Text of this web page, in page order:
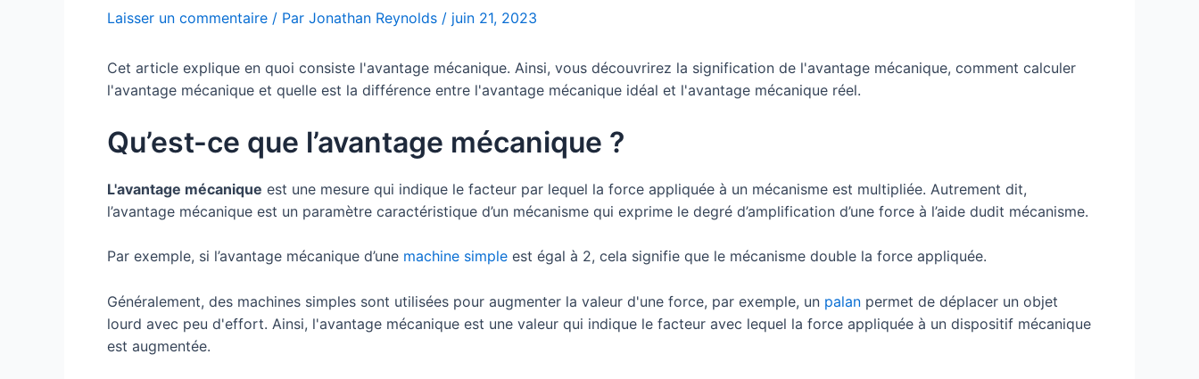
Laisser un commentaire / Par Jonathan Reynolds / juin 21, 2023
Cet article explique en quoi consiste l'avantage mécanique. Ainsi, vous découvrirez la signification de l'avantage mécanique, comment calculer
l'avantage mécanique et quelle est la différence entre l'avantage mécanique idéal et l'avantage mécanique réel.
Qu’est-ce que l’avantage mécanique ?
L'avantage mécanique est une mesure qui indique le facteur par lequel la force appliquée à un mécanisme est multipliée. Autrement dit,
l’avantage mécanique est un paramètre caractéristique d’un mécanisme qui exprime le degré d’amplification d’une force à l’aide dudit mécanisme.
Par exemple, si l’avantage mécanique d’une machine simple est égal à 2, cela signifie que le mécanisme double la force appliquée.
Généralement, des machines simples sont utilisées pour augmenter la valeur d'une force, par exemple, un palan permet de déplacer un objet
lourd avec peu d'effort. Ainsi, l'avantage mécanique est une valeur qui indique le facteur avec lequel la force appliquée à un dispositif mécanique
est augmentée.